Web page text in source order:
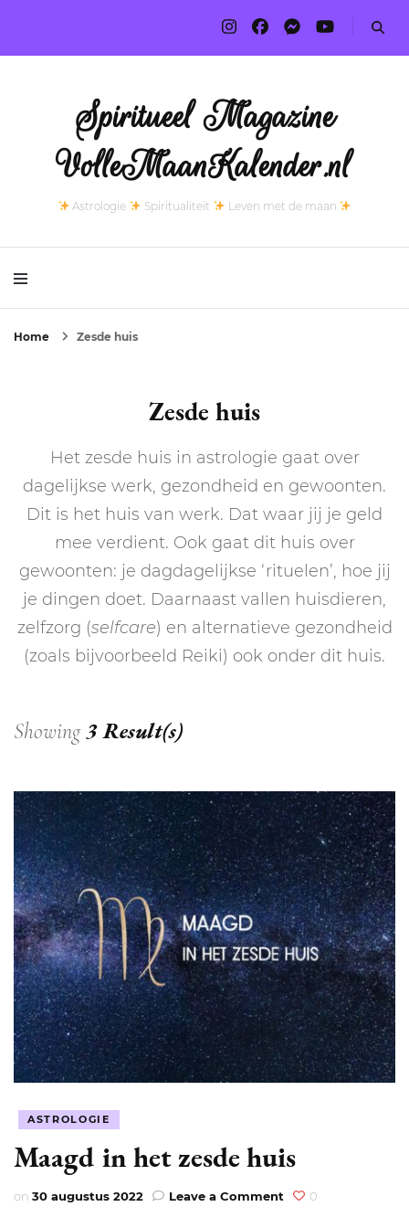
Spiritueel Magazine
VolleMaanKalender.nl
Astrologie Spiritualiteit Leven met de maan
Home Zesde huis
Zesde huis
Het zesde huis in astrologie gaat over
dagelijkse werk, gezondheid en gewoonten.
Dit is het huis van werk. Dat waar jij je geld
mee verdient. Ook gaat dit huis over
gewoonten: je dagdagelijkse ‘rituelen’, hoe jij
je dingen doet. Daarnaast vallen huisdieren,
zelfzorg (selfcare) en alternatieve gezondheid
(zoals bijvoorbeeld Reiki) ook onder dit huis.
Showing3 Result(s)
ASTROLOGIE
Maagd in het zesde huis
on 30 augustus 2022 Leave a Comment on
0